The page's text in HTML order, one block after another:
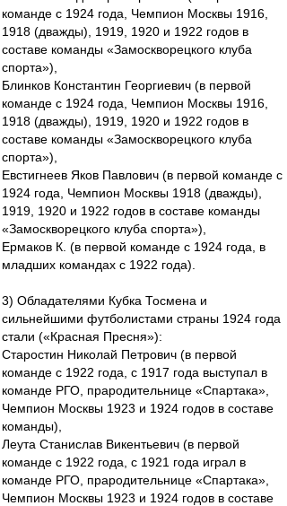
команде с 1924 года, Чемпион Москвы 1916,
1918 (дважды), 1919, 1920 и 1922 годов в
составе команды «Замоскворецкого клуба
спорта»),
Блинков Константин Георгиевич (в первой
команде с 1924 года, Чемпион Москвы 1916,
1918 (дважды), 1919, 1920 и 1922 годов в
составе команды «Замоскворецкого клуба
спорта»),
Евстигнеев Яков Павлович (в первой команде с
1924 года, Чемпион Москвы 1918 (дважды),
1919, 1920 и 1922 годов в составе команды
«Замоскворецкого клуба спорта»),
Ермаков К. (в первой команде с 1924 года, в
младших командах с 1922 года).
3) Обладателями Кубка Тосмена и
сильнейшими футболистами страны 1924 года
стали («Красная Пресня»):
Старостин Николай Петрович (в первой
команде с 1922 года, с 1917 года выступал в
команде РГО, прародительнице «Спартака»,
Чемпион Москвы 1923 и 1924 годов в составе
команды),
Леута Станислав Викентьевич (в первой
команде с 1922 года, с 1921 года играл в
команде РГО, прародительнице «Спартака»,
Чемпион Москвы 1923 и 1924 годов в составе